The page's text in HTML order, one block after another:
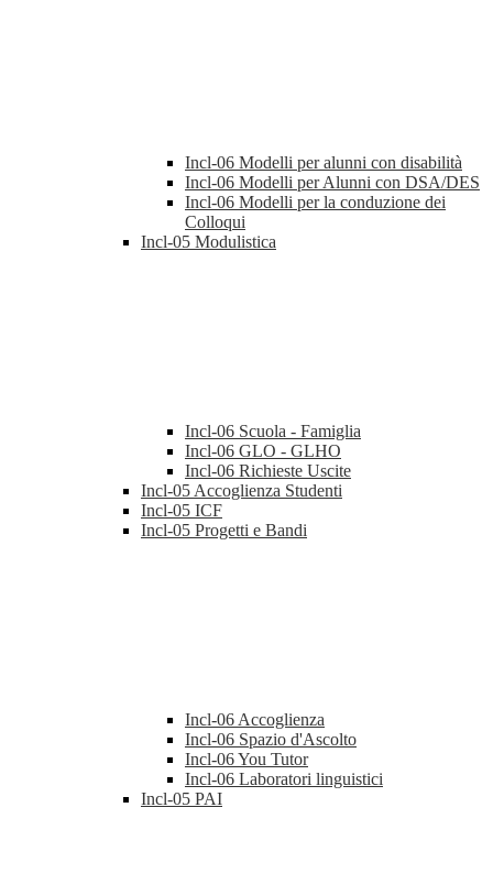
Incl-06 Modelli per alunni con disabilità
Incl-06 Modelli per Alunni con DSA/DES
Incl-06 Modelli per la conduzione dei
Colloqui
Incl-05 Modulistica
Incl-06 Scuola - Famiglia
Incl-06 GLO - GLHO
Incl-06 Richieste Uscite
Incl-05 Accoglienza Studenti
Incl-05 ICF
Incl-05 Progetti e Bandi
Incl-06 Accoglienza
Incl-06 Spazio d'Ascolto
Incl-06 You Tutor
Incl-06 Laboratori linguistici
Incl-05 PAI